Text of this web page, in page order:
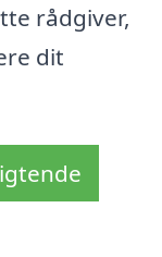
rådgiver,
dit